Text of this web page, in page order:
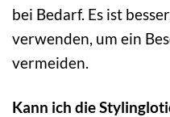
bei Bedarf. Es ist
verwenden, um ein
vermeiden.
Kann ich die